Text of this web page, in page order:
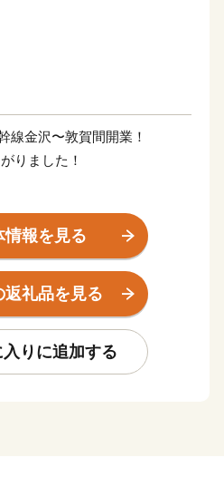
線金沢〜敦賀間開業！
りました！
「中池見湿地」。
道ファンの聖地ともされてい
中隧道をはじめとする鉄道遺
「東浦みかん」。
食物の神・伊奢沙別神（いさ
情報を見る
返礼品を見る
入りに追加する